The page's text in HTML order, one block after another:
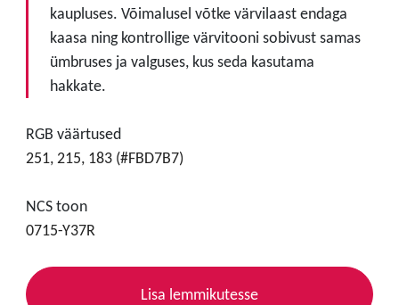
kaupluses. Võimalusel võtke värvilaast endaga
kaasa ning kontrollige värvitooni sobivust samas
ümbruses ja valguses, kus seda kasutama
hakkate.
RGB väärtused
251, 215, 183 (#FBD7B7)
NCS toon
0715-Y37R
Lisa lemmikutesse